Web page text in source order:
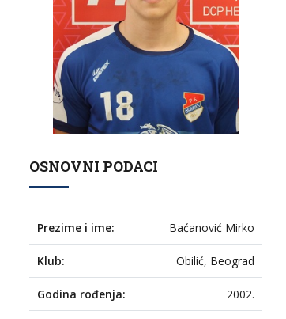
OSNOVNI PODACI
Prezime i ime: Baćanović Mirko
Klub: Obilić, Beograd
Godina rođenja: 2002.